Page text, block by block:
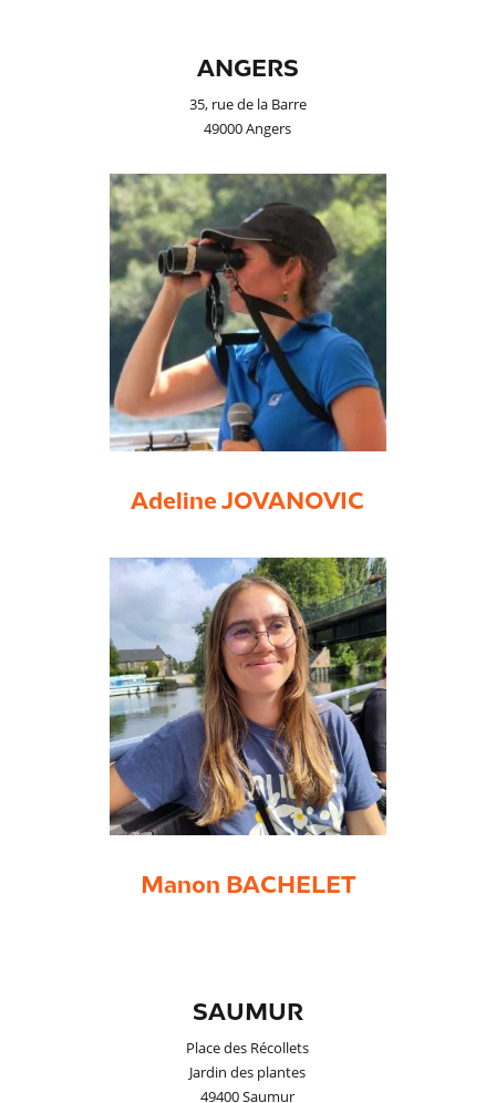
ANGERS
35, rue de la Barre
49000 Angers
Adeline JOVANOVIC
Manon BACHELET
SAUMUR
Place des Récollets
Jardin des plantes
49400 Saumur